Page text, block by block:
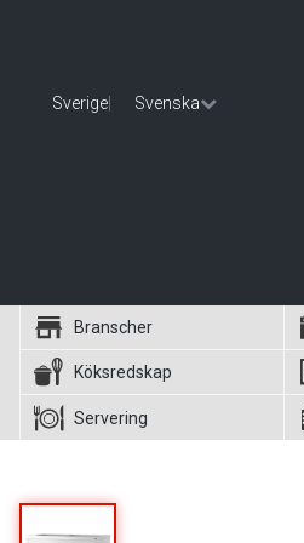
Sverige Svenska
Branscher
Köksredskap
Servering